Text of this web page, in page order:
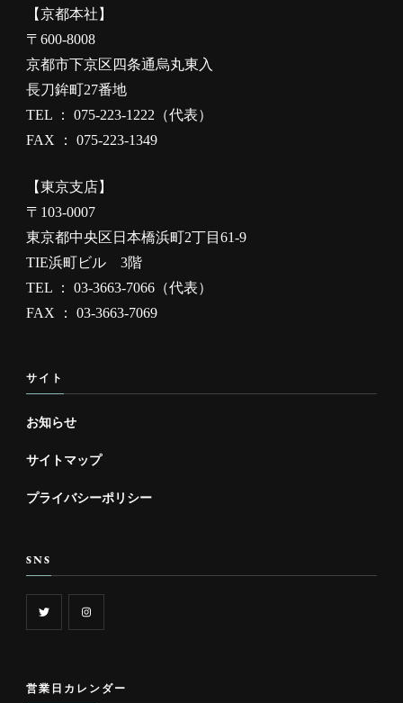
【京都本社】
〒600-8008
京都市下京区四条通烏丸東入
長刀鉾町27番地
TEL ： 075-223-1222（代表）
FAX ： 075-223-1349
【東京支店】
〒103-0007
東京都中央区日本橋浜町2丁目61-9
TIE浜町ビル 3階
TEL ： 03-3663-7066（代表）
FAX ： 03-3663-7069
サイト
お知らせ
サイトマップ
プライバシーポリシー
SNS
営業日カレンダー